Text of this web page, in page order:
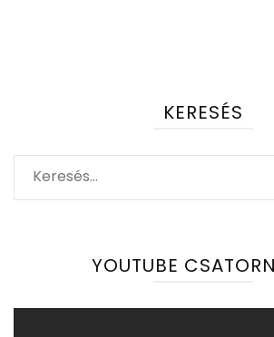
KERESÉS
Keresés:
YOUTUBE